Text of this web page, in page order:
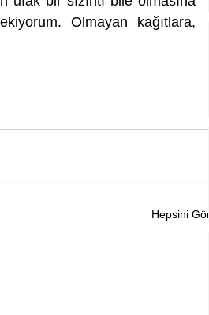
Olmayan kağıtlara,
Hepsini Gör